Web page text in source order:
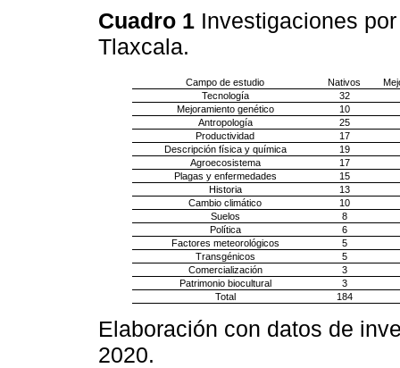
Cuadro 1 Investigaciones
Tlaxcala.
Campo de estudio Nativos
Tecnología
32
Mejoramiento genético
10
Antropología
25
Productividad
17
Descripción física y química
19
Agroecosistema
17
Plagas y enfermedades
15
Historia
13
Cambio climático
10
Suelos
8
Política
6
Factores meteorológicos
5
Transgénicos
5
Comercialización
3
Patrimonio biocultural
3
Total
184
Elaboración con datos de
2020.